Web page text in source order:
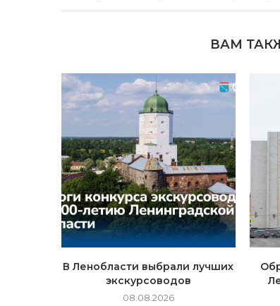
ВАМ
В Ленобласти выбрали лучших
экскурсоводов
08.08.2026